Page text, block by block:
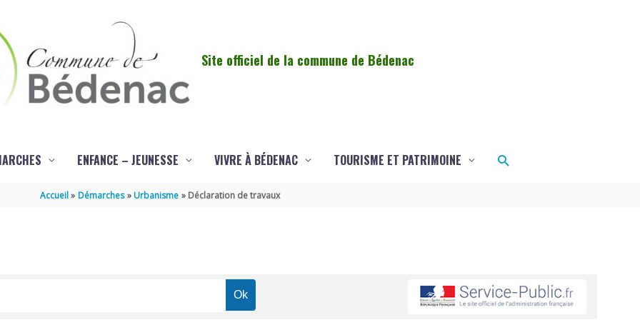
Site officiel de la commune de Bédenac
ENFANCE – JEUNESSE VIVRE À BÉDENAC TOURISME ET PATRIMOINE Rechercher
Accueil Démarches Urbanisme Déclaration de travaux